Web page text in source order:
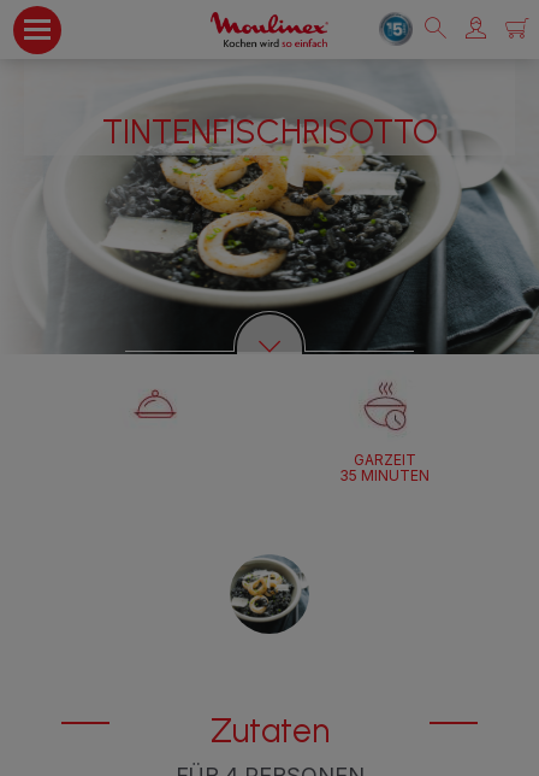
TINTENFISCHRISOTTO
GARZEIT
35 MINUTEN
Zutaten